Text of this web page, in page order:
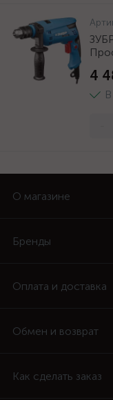
4
О магазине
Бренды
Оплата и доставка
Обмен и возврат
Как сделать заказ